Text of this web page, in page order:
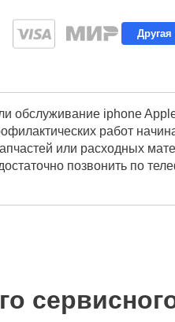
обслуживание iphone
работ
или расходных
позвонить по